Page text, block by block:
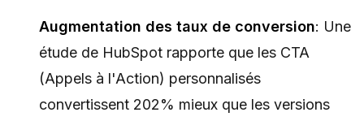
Augmentation des taux de conversion: Une
étude de HubSpot rapporte que les CTA
(Appels à l'Action) personnalisés
convertissent 202% mieux que les versions